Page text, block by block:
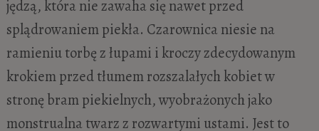
jędzą, która nie zawaha się nawet przed
splądrowaniem piekła. Czarownica niesie na
ramieniu torbę z łupami i kroczy zdecydowanym
krokiem przed tłumem rozszalałych kobiet w
stronę bram piekielnych, wyobrażonych jako
monstrualna twarz z rozwartymi ustami. Jest to